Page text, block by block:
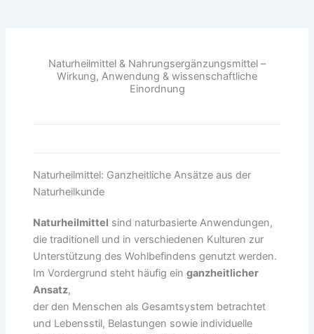
Naturheilmittel & Nahrungsergänzungsmittel –
Wirkung, Anwendung & wissenschaftliche
Einordnung
Naturheilmittel: Ganzheitliche Ansätze aus der
Naturheilkunde
Naturheilmittel sind naturbasierte Anwendungen,
die traditionell und in verschiedenen Kulturen zur
Unterstützung des Wohlbefindens genutzt werden.
Im Vordergrund steht häufig einganzheitlicher
Ansatz,
der den Menschen als Gesamtsystem betrachtet
und Lebensstil, Belastungen sowie individuelle